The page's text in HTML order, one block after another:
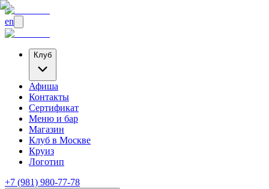
en
Клуб
Афиша
Контакты
Сертификат
Меню и бар
Магазин
Клуб в Москве
Круиз
Логотип
+7 (981) 980-77-78